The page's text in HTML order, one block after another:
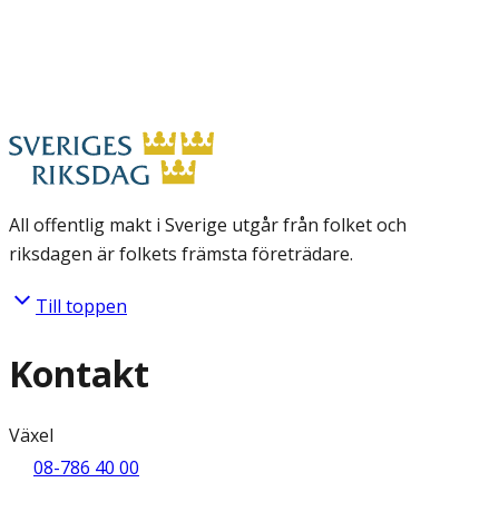
All offentlig makt i Sverige utgår från folket och
riksdagen är folkets främsta företrädare.
Till toppen
Kontakt
Växel
08-786 40 00